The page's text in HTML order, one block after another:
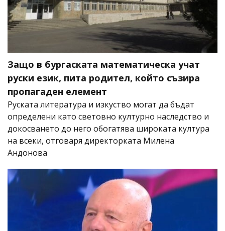
Защо в бургаската математическа учат
руски език, пита родител, който съзира
пропагаден елемент
Руската литература и изкуство могат да бъдат
определени като световно културно наследство и
докосването до него обогатява широката култура
на всеки, отговаря директорката Милена
Андонова